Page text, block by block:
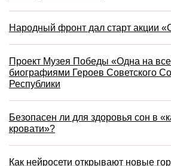
Народный фронт дал старт акции
Проект Музея Победы «Одна на
биографиями Героев Советского
Республики
Безопасен ли для здоровья сон в
кровати»?
Как нейросети открывают новые